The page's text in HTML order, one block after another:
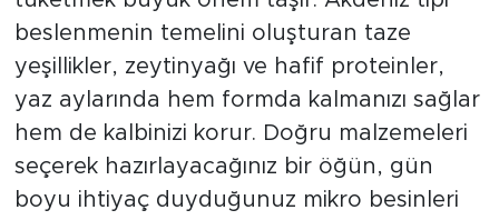
beslenmenin temelini oluşturan taze
yeşillikler, zeytinyağı ve hafif proteinler,
yaz aylarında hem formda kalmanızı sağlar
hem de kalbinizi korur. Doğru malzemeleri
seçerek hazırlayacağınız bir öğün, gün
boyu ihtiyaç duyduğunuz mikro besinleri